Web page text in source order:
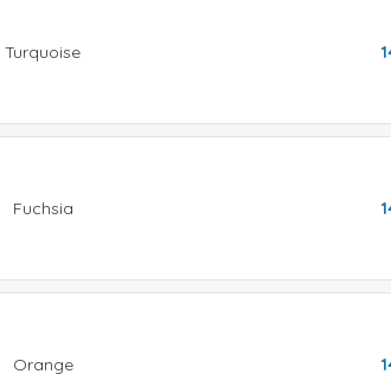
Turquoise
Fuchsia
Orange